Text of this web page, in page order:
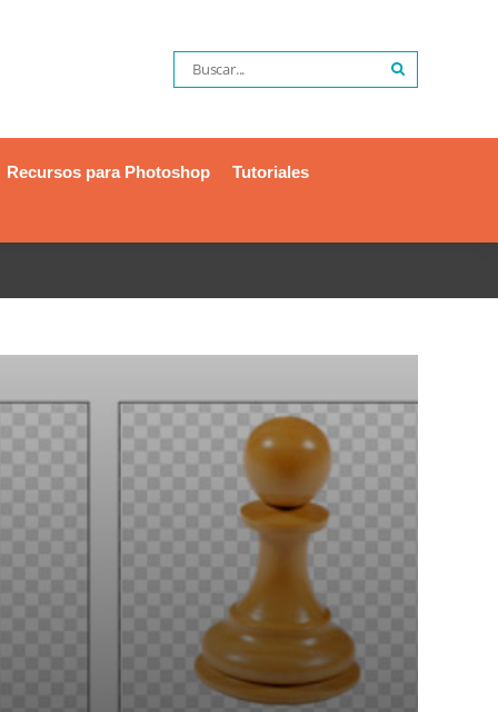
Recursos para Photoshop Tutoriales